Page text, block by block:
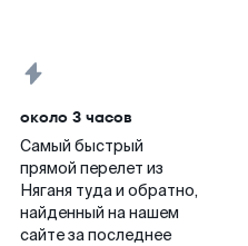
около 3 часов
Самый быстрый
прямой перелет из
Няганя туда и обратно,
найденный на нашем
сайте за последнее